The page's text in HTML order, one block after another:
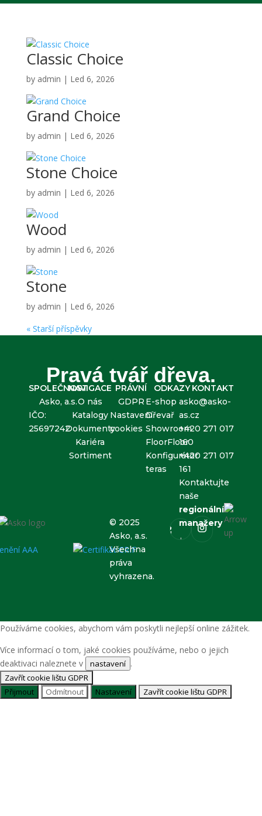
Classic Choice
by admin | Led 6, 2026
Grand Choice
by admin | Led 6, 2026
Stone Choice
by admin | Led 6, 2026
Wood
by admin | Led 6, 2026
Stone
by admin | Led 6, 2026
« Starší příspěvky
Pravá tvář dřeva.
SPOLEČNOST
Asko, a.s.
IČO:
25697242
NAVIGACE
O nás
Katalogy
Dokumenty
Kariéra
Sortiment
PRÁVNÍ
GDPR
Nastavení
cookies
ODKAZY
E-shop
Dřevař
Showroom
FloorFloor
Konfigurátor
teras
KONTAKT
asko@asko-
as.cz
+420 271 017
160
+420 271 017
161
Kontaktujte
naše
regionální
manažery
© 2025
Asko, a.s.
Všechna
práva
vyhrazena.
Používáme cookies, abychom vám poskytli nejlepší online zážitek.
Více informací o tom, jaké cookies používáme, nebo o jejich
deaktivaci naleznete v
nastavení .
Zavřít cookie lištu GDPR
Přijmout
Odmítnout Nastavení Zavřít cookie lištu GDPR